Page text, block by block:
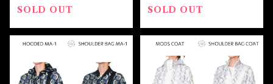
SOLD OUT
SOLD OUT